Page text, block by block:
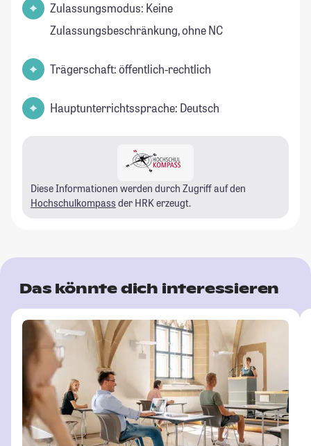
Zulassungsmodus: Keine
Zulassungsbeschränkung, ohne NC
Trägerschaft: öffentlich-rechtlich
Hauptunterrichtssprache: Deutsch
Diese Informationen werden durch Zugriff auf den
Hochschulkompass der HRK erzeugt.
Das könnte dich interessieren